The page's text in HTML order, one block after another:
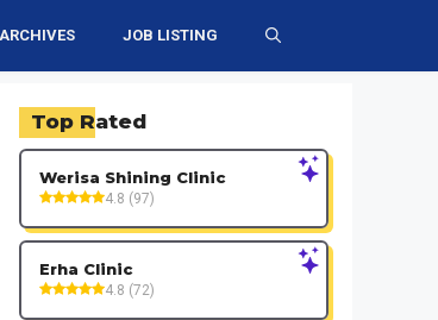
JOB LISTING
Top Rated
Werisa Shining Clinic
4.8 (97)
Erha Clinic
4.8 (72)